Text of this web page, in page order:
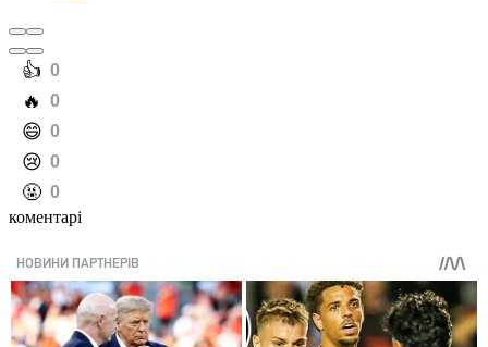
️👍 0
️🔥 0
️😄 0
️😢 0
️🤬 0
коментарі